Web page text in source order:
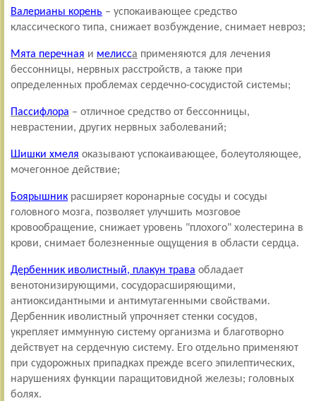
Валерианы корень – успокаивающее средство
классического типа, снижает возбуждение, снимает невроз;
Мята перечная и мелисса применяются для лечения
бессонницы, нервных расстройств, а также при
определенных проблемах сердечно-сосудистой системы;
Пассифлора – отличное средство от бессонницы,
неврастении, других нервных заболеваний;
Шишки хмеля оказывают успокаивающее, болеутоляющее,
мочегонное действие;
Боярышник расширяет коронарные сосуды и сосуды
головного мозга, позволяет улучшить мозговое
кровообращение, снижает уровень "плохого" холестерина в
крови, снимает болезненные ощущения в области сердца.
Дербенник иволистный, плакун трава обладает
венотонизирующими, сосудорасширяющими,
антиоксидантными и антимутагенными свойствами.
Дербенник иволистный упрочняет стенки сосудов,
укрепляет иммунную систему организма и благотворно
действует на сердечную систему. Его отдельно применяют
при судорожных припадках прежде всего эпилептических,
нарушениях функции паращитовидной железы; головных
болях.